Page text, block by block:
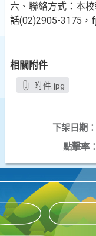
六、聯絡方式：本
話(02)2905-3175，
相關附件
附件.jpg
下架日期：
點擊率：